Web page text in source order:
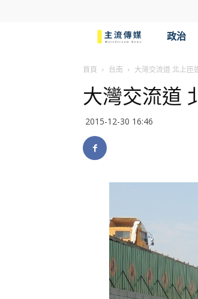
流
傳
政治
首頁 台南 大灣交流道 北上匝
大灣交流道
2015-12-30 16:46